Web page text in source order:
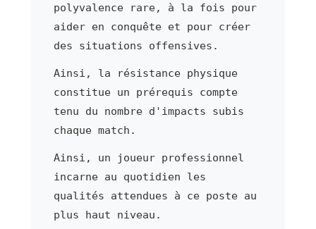
polyvalence rare, à la fois pour
aider en conquête et pour créer
des situations offensives.
Ainsi, la résistance physique
constitue un prérequis compte
tenu du nombre d'impacts subis
chaque match.
Ainsi, un joueur professionnel
incarne au quotidien les
qualités attendues à ce poste au
plus haut niveau.